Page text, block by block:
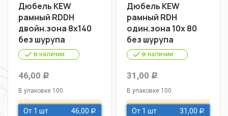
Дюбель KEW
рамный RDDН
двойн.зона 8х140
без шурупа
в наличии
46,00 Р
В упаковке 100
От 1 шт 46,00 Р
Дюбель KEW
рамный RDН
один.зона 10х 80
без шурупа
в наличии
31,00 Р
В упаковке 100
От 1 шт 31,00 Р